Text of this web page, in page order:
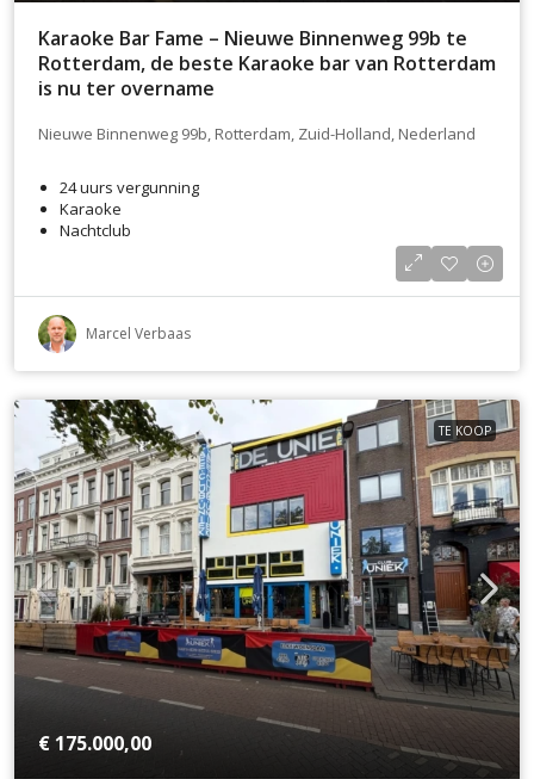
Karaoke Bar Fame – Nieuwe Binnenweg 99b te
Rotterdam, de beste Karaoke bar van Rotterdam
is nu ter overname
Nieuwe Binnenweg 99b, Rotterdam, Zuid-Holland, Nederland
24 uurs vergunning
Karaoke
Nachtclub
Marcel Verbaas
TE KOOP
€ 175.000,00